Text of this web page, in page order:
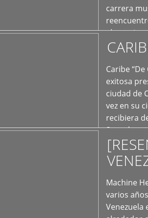
carrera
el exterior
Caribe
exitosa
ciudad de
vez en su
recibiera
Store los
Machine
varios
Venezuela